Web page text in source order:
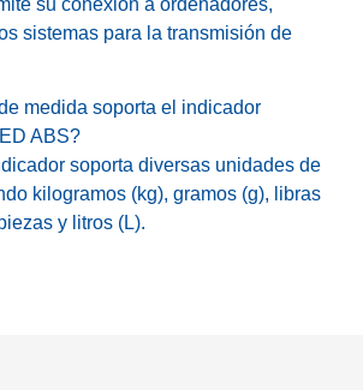
su conexión a ordenadores,
sistemas para la transmisión de
medida soporta el indicador
ABS?
soporta diversas unidades de
kilogramos (kg), gramos (g), libras
y litros (L).